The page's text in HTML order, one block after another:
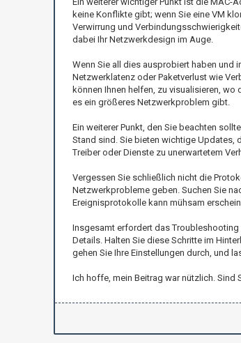
keine Konflikte gibt; wenn Sie eine VM
Verwirrung und
dabei Ihr Netzwerkdesign im Auge.
Wenn Sie all dies ausprobiert haben und
Netzwerklatenz oder Paketverlust wie
können Ihnen helfen, zu visualisieren, wo
es ein größeres Netzwerkproblem gibt.
Ein weiterer Punkt, den Sie beachten
Stand sind. Sie bieten wichtige Updates,
Treiber oder Dienste zu unerwartetem
Vergessen Sie schließlich nicht die
Netzwerkprobleme geben. Suchen Sie
Ereignisprotokolle kann mühsam
Insgesamt erfordert das
Details. Halten Sie diese Schritte im
gehen Sie Ihre Einstellungen durch, und
Ich hoffe, mein Beitrag war nützlich. Sind